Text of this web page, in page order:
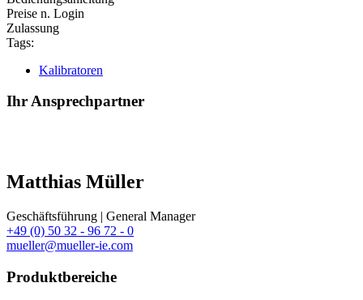
Preise n. Login
Zulassung
Tags:
Kalibratoren
Ihr Ansprechpartner
Matthias Müller
Geschäftsführung | General Manager
+49 (0) 50 32 - 96 72 - 0
mueller@mueller-ie.com
Produktbereiche